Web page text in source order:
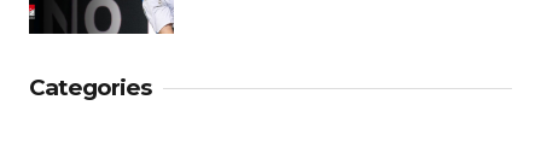
Categories